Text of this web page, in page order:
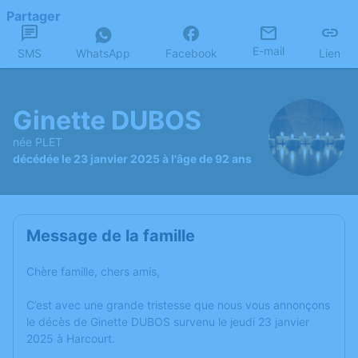
Partager
SMS WhatsApp Facebook E-mail Lien
Ginette DUBOS
née PLET
décédée le 23 janvier 2025 à l'âge de 92 ans
Message de la famille
Chère famille, chers amis,
C’est avec une grande tristesse que nous vous annonçons
le décès de Ginette DUBOS survenu le jeudi 23 janvier
2025 à Harcourt.